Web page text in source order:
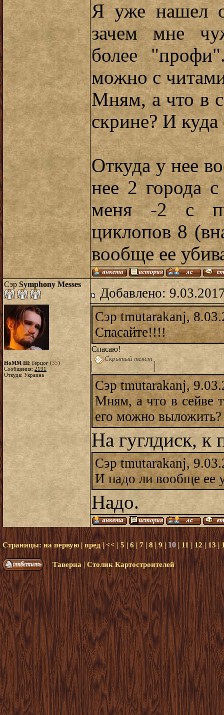
Я уже нашел
зачем мне
более
можно с
Мням, а что в
скрине? И
Откуда у нее
нее 2 города
меня -2 с
циклопов 8
вообще ее
Сэр Symphony Messes
HoMM III: Герцог (35)
Сообщения: 2191
Откуда: Украина
Добавлено:
Сэр tmutarakanj,
Спасайте!!!!
Спасаю!
Скрытый текст
Сэр tmutarakanj,
Мням, а что в сейве
его можно выложить?
На гуглдиск, к
Сэр tmutarakanj,
И надо ли вообще ее
Надо.
Страницы: на первую | пред|<< |5 |6| 7 | 8|9| 10 | 11 | 12| 13|
Таверна|Столик Картостроителей